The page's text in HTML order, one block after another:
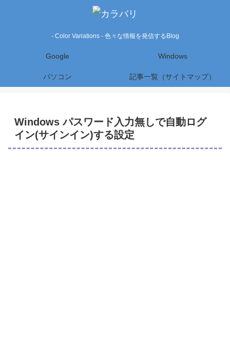
- Color Variations - 色々な情報を発信するBlog
Google Windows
パソコン 記事一覧（サイトマップ）
Windows パスワード入力無しで自動ログ
イン(サインイン)する設定